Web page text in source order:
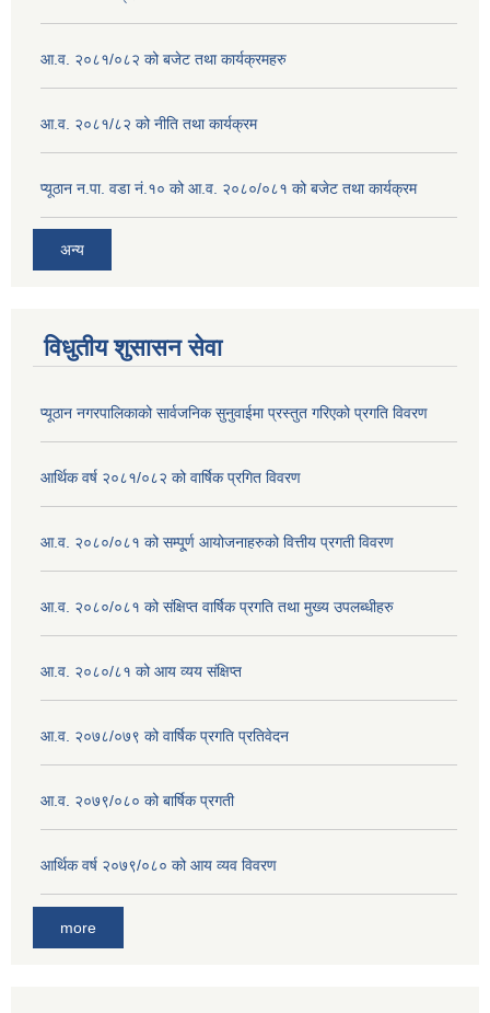
आ.व. २०८१/०८२ को बजेट तथा कार्यक्रमहरु
आ.व. २०८१/८२ को नीति तथा कार्यक्रम
प्यूठान न.पा. वडा नं.१० को आ.व. २०८०/०८१ को बजेट तथा कार्यक्रम
अन्य
विधुतीय शुसासन सेवा
प्यूठान नगरपालिकाको सार्वजनिक सुनुवाईमा प्रस्तुत गरिएको प्रगति विवरण
आर्थिक वर्ष २०८१/०८२ को वार्षिक प्रगित विवरण
आ.व. २०८०/०८१ को सम्पू्र्ण आयोजनाहरुको वित्तीय प्रगती विवरण
आ.व. २०८०/०८१ को संक्षिप्त वार्षिक प्रगति तथा मुख्य उपलब्धीहरु
आ.व. २०८०/८१ को आय व्यय संक्षिप्त
आ.व. २०७८/०७९ को वार्षिक प्रगति प्रतिवेदन
आ.व. २०७९/०८० को बार्षिक प्रगती
आर्थिक वर्ष २०७९/०८० को आय व्यव विवरण
more